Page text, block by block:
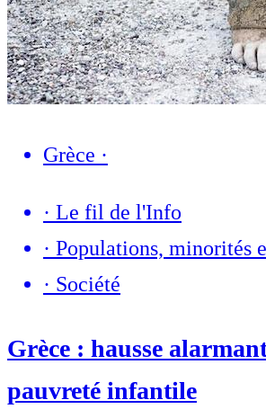
Grèce ·
· Le fil de l'Info
· Populations, minorités
· Société
Grèce : hausse
pauvreté infantile